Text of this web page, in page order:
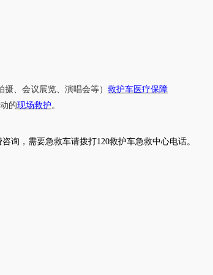
摄、会议展览、演唱会等） 救护车医疗保障
的现场救护。
询，需要急救车请拨打120救护车急救中心电话。